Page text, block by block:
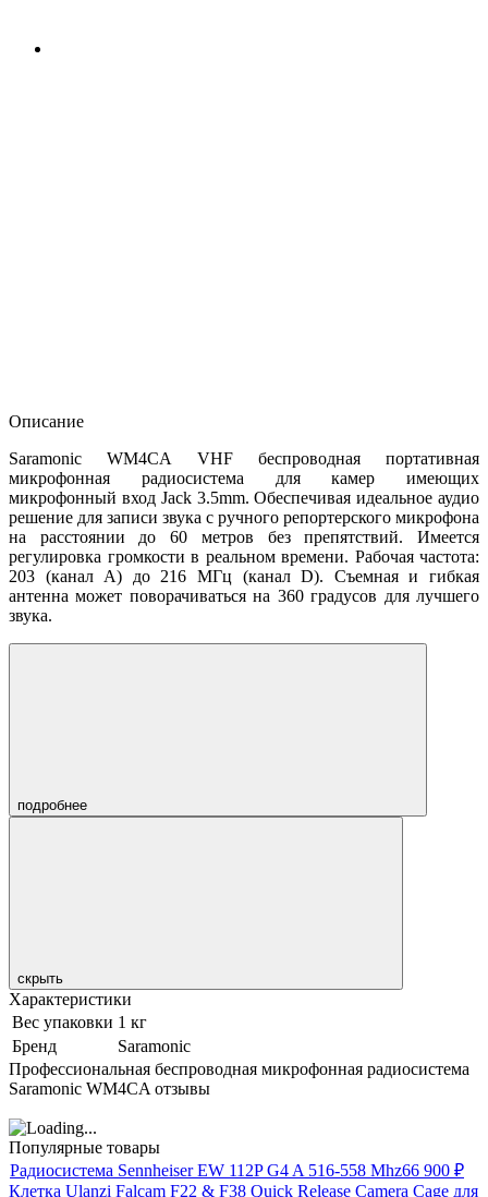
Описание
Saramonic WM4CA VHF беспроводная портативная
микрофонная радиосистема для камер имеющих
микрофонный вход Jack 3.5mm. Обеспечивая идеальное аудио
решение для записи звука с ручного репортерского микрофона
на расстоянии до 60 метров без препятствий. Имеется
регулировка громкости в реальном времени. Рабочая частота:
203 (канал A) до 216 МГц (канал D). Съемная и гибкая
антенна может поворачиваться на 360 градусов для лучшего
звука.
подробнее
скрыть
Характеристики
Вес упаковки 1 кг
Бренд
Saramonic
Профессиональная беспроводная микрофонная радиосистема
Saramonic WM4CA отзывы
Популярные товары
Радиосистема Sennheiser EW 112P G4 A 516-558 Mhz66 900 ₽
Клетка Ulanzi Falcam F22 & F38 Quick Release Camera Cage для